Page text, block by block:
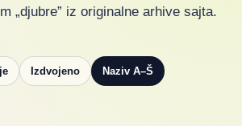
„djubre” iz originalne arhive sajta.
Izdvojeno Naziv A–Š